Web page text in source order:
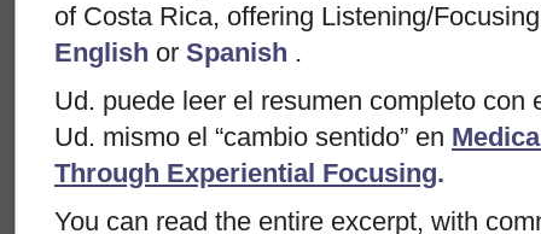
of Costa Rica, offering Listening/
English or Spanish .
Ud. puede leer el resumen completo con
Ud. mismo el “cambio sentido” en
Through Experiential Focusing.
You can read the entire excerpt, with